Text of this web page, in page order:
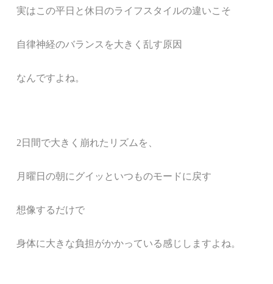
実はこの平日と休日のライフスタイルの違いこそ
自律神経のバランスを大きく乱す原因
なんですよね。
2日間で大きく崩れたリズムを、
月曜日の朝にグイッといつものモードに戻す
想像するだけで
身体に大きな負担がかかっている感じしますよね。